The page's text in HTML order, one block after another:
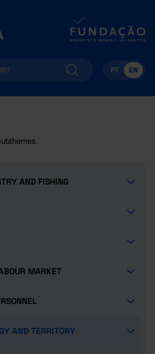
PT EN
AND FISHING
MARKET
AND TERRITORY